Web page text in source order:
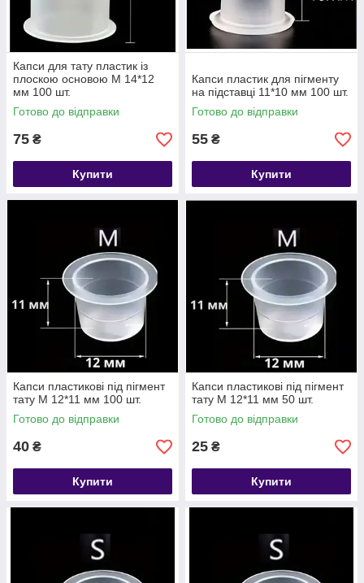
Капси для тату пластик із
плоскою основою M 14*12
мм 100 шт.
Готово до відправки
75 ₴
Купити
Капси пластик для пігменту
на підставці 11*10 мм 100 шт.
Готово до відправки
55 ₴
Купити
Капси пластикові під пігмент
тату M 12*11 мм 100 шт.
Готово до відправки
40 ₴
Купити
Капси пластикові під пігмент
тату M 12*11 мм 50 шт.
Готово до відправки
25 ₴
Купити